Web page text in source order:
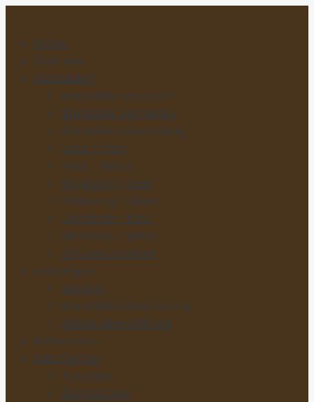
Home
Über uns
Immobilien
Immobilie verkaufen
Immobilie vermieten
Immobilienbewertung
Haus – Kauf
Haus – Miete
Wohnung – Kauf
Wohnung – Miete
Gewerbe – Kauf
Gewerbe – Miete
Grundstückskauf
Leistungen
Service
Immobilienfinanzierung
Makleralleinauftrag
Referenzen
Info-Center
Aktuelles
Suchauftrag